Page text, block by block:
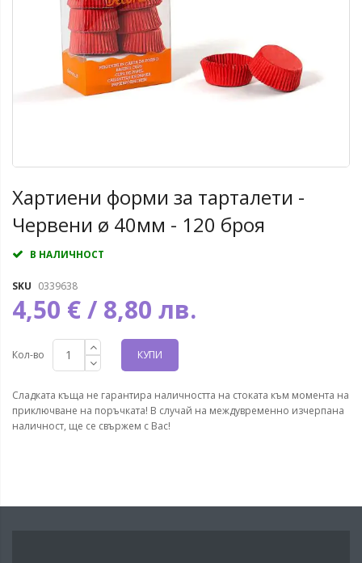
Хартиени форми за тарталети -
Червени ø 40мм - 120 броя
В НАЛИЧНОСТ
SKU 0339638
4,50 € / 8,80 лв.
Кол-во КУПИ
Сладката къща не гарантира наличността на стоката към момента на
приключване на поръчката! В случай на междувременно изчерпана
наличност, ще се свържем с Вас!